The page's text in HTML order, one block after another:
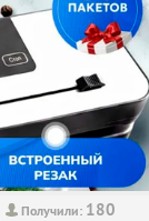
Получили: 180